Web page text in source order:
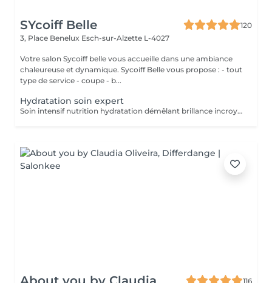
SYcoiff Belle
120
3, Place Benelux Esch-sur-Alzette L-4027
Votre salon Sycoiff belle vous accueille dans une ambiance
chaleureuse et dynamique. Sycoiff Belle vous propose : - tout
type de service - coupe - b...
Hydratation soin expert
Soin intensif nutrition hydratation démêlant brillance incroyable pour tout type de cheveux
116